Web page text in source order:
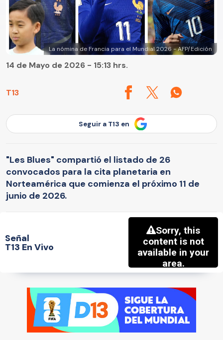
La nómina de Francia para el Mundial 2026 - AFP/Edición
T13
14 de Mayo de 2026 - 15:13 hrs.
Seguir a T13 en
"Les Blues" compartió el listado de 26
convocados para la cita planetaria en
Norteamérica que comienza el próximo 11 de
junio de 2026.
Señal
T13 En Vivo